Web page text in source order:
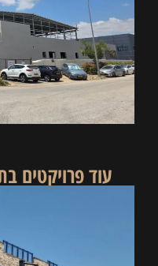
עוד פרויקטים